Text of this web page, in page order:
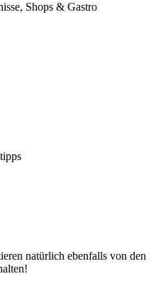
Shops & Gastro
natürlich ebenfalls von den